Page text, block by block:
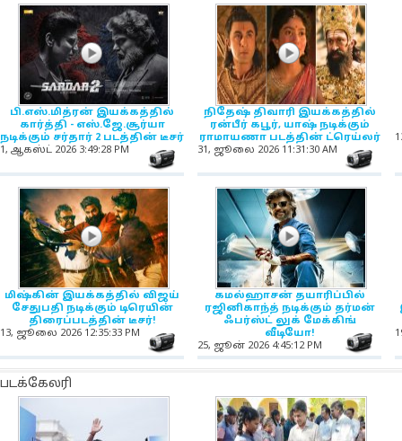
NewsIcon
NewsIcon
பி.எஸ்​.மித்​ரன் இயக்​கத்தில்
கார்த்தி - எஸ்​.ஜே.சூர்​யா
நடிக்கும் சர்தார் 2 படத்தின் டீசர்
1, ஆகஸ்ட் 2026 3:49:28 PM
NewsIcon
நிதேஷ் திவாரி இயக்கத்தில்
ரன்​பீர் கபூர், யாஷ் நடிக்கும்
ராமாயணா படத்தின் ட்ரெய்லர்
31, ஜூலை 2026 11:31:30 AM
NewsIcon
NewsIcon
மிஷ்கின் இயக்கத்தில் விஜய்
சேதுபதி நடிக்கும் டிரெயின்
திரைப்படத்தின் டீசர்!
13, ஜூலை 2026 12:35:33 PM
NewsIcon
கமல்ஹாசன் தயாரிப்பில்
ரஜினிகாந்த் நடிக்கும் தர்மன்
ஃபர்ஸ்ட் லுக் மேக்கிங்
வீடியோ!
25, ஜூன் 2026 4:45:12 PM
படக்கேலரி